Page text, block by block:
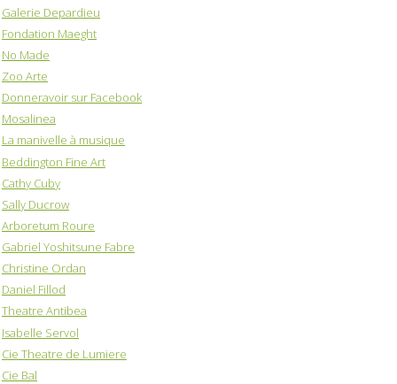
Galerie Depardieu
Fondation Maeght
No Made
Zoo Arte
Donneravoir sur Facebook
Mosalinea
La manivelle à musique
Beddington Fine Art
Cathy Cuby
Sally Ducrow
Arboretum Roure
Gabriel Yoshitsune Fabre
Christine Ordan
Daniel Fillod
Theatre Antibea
Isabelle Servol
Cie Theatre de Lumiere
Cie Bal